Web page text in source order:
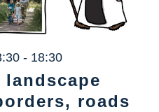
- 18:30
landscape
roads